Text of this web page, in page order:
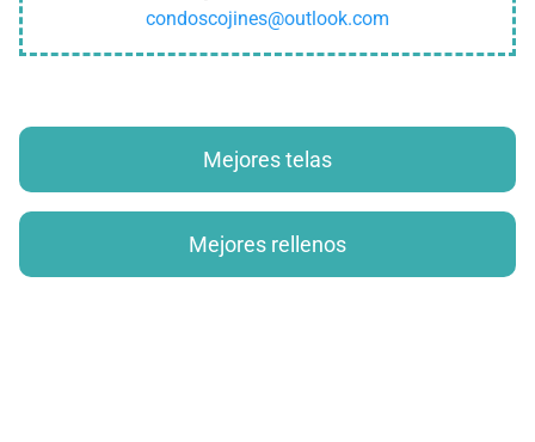
condoscojines@outlook.com
Mejores telas
Mejores rellenos